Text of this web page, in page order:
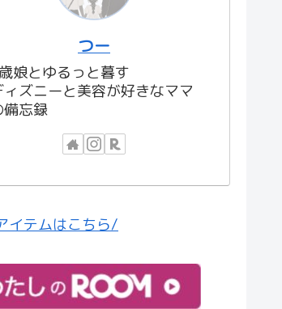
つー
娘とゆるっと暮す
ィズニーと美容が好きなママ
備忘録
イテムはこちら/